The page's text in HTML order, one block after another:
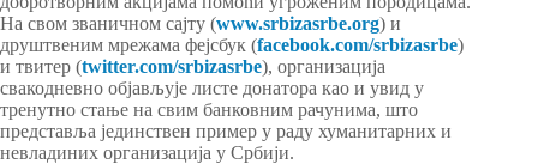
На свом званичном сајту (www.srbizasrbe.org) и
друштвеним мрежама фејсбук (facebook.com/srbizasrbe)
и твитер (twitter.com/srbizasrbe), организација
свакодневно објављује листе донатора као и увид у
тренутно стање на свим банковним рачунима, што
представља јединствен пример у раду хуманитарних и
невладиних организација у Србији.